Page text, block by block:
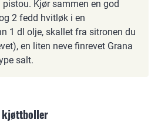
Kjør sammen en god
2 fedd hvitløk i en
1 dl olje, skallet fra sitronen du
en liten neve finrevet Grana
salt.
kjøttboller